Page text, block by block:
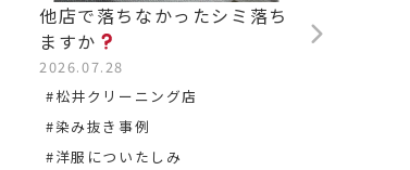
他店で落ちなかったシミ落ち
ますか
2026.07.28
#松井クリーニング店
#染み抜き事例
#洋服についたしみ